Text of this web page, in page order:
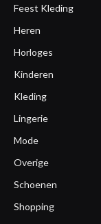
Feest Kleding
Heren
Horloges
Kinderen
Kleding
Lingerie
Mode
Overige
Schoenen
Shopping